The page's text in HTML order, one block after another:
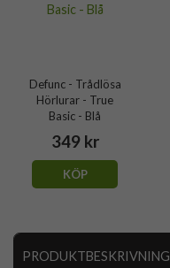
Defunc - Trådlösa
Hörlurar - True
Basic - Blå
349 kr
KÖP
PRODUKTBESKRIVNING